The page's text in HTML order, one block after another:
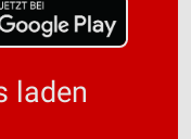
laden